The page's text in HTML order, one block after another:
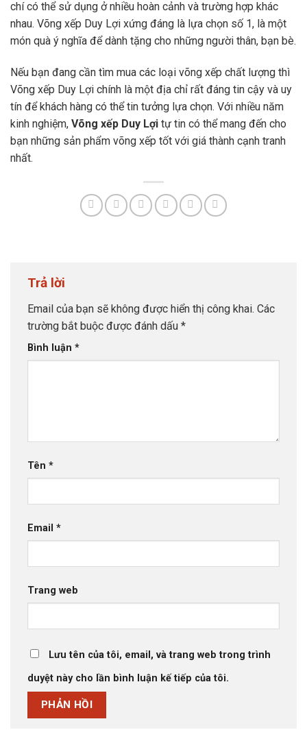
chí có thể sử dụng ở nhiều hoàn cảnh và trường hợp khác
nhau. Võng xếp Duy Lợi xứng đáng là lựa chọn số 1, là một
món quà ý nghĩa để dành tặng cho những người thân, bạn bè.
Nếu bạn đang cần tìm mua các loại võng xếp chất lượng thì
Võng xếp Duy Lợi chính là một địa chỉ rất đáng tin cậy và uy
tín để khách hàng có thể tin tưởng lựa chọn. Với nhiều năm
kinh nghiệm, Võng xếp Duy Lợi tự tin có thể mang đến cho
bạn những sản phẩm võng xếp tốt với giá thành cạnh tranh
nhất.
Trả lời
Email của bạn sẽ không được hiển thị công khai. Các
trường bắt buộc được đánh dấu *
Bình luận *
Tên *
Email *
Trang web
Lưu tên của tôi, email, và trang web trong trình
duyệt này cho lần bình luận kế tiếp của tôi.